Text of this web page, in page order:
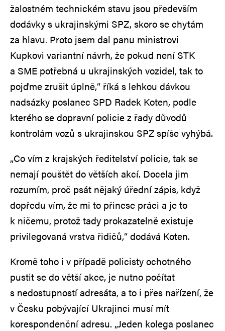
žalostném technickém stavu jsou především
dodávky s ukrajinskými SPZ, skoro se chytám
za hlavu. Proto jsem dal panu ministrovi
Kupkovi variantní návrh, že pokud není STK
a SME potřebná u ukrajinských vozidel, tak to
pojďme zrušit úplně,“ říká s lehkou dávkou
nadsázky poslanec SPD Radek Koten, podle
kterého se dopravní policie z řady důvodů
kontrolám vozů s ukrajinskou SPZ spíše vyhýbá.
„Co vím z krajských ředitelství policie, tak se
nemají pouštět do větších akcí. Docela jim
rozumím, proč psát nějaký úřední zápis, když
dopředu vím, že mi to přinese práci a je to
k ničemu, protož tady prokazatelně existuje
privilegovaná vrstva řidičů,“ dodává Koten.
Kromě toho i v případě policisty ochotného
pustit se do větší akce, je nutno počítat
s nedostupností adresáta, a to i přes nařízení, že
v Česku pobývající Ukrajinci musí mít
korespondenční adresu. „Jeden kolega poslanec